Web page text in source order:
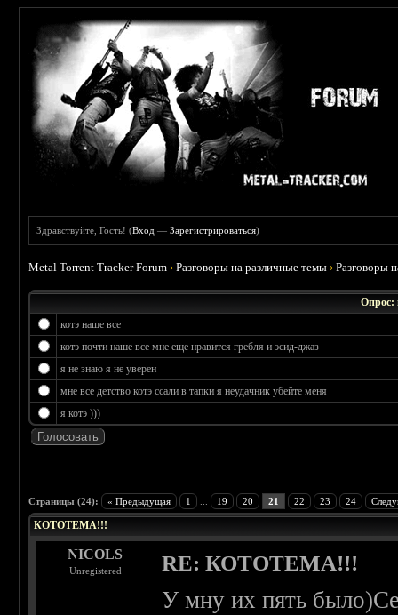
Здравствуйте, Гость! (Вход —Зарегистрироваться)
Metal Torrent Tracker Forum ›Разговоры на различные темы ›Разговоры
Опрос:
котэ наше все
котэ почти наше все мне еще нравится гребля и эсид-джаз
я не знаю я не уверен
мне все детство котэ ссали в тапки я неудачник убейте меня
я котэ )))
Страницы (24): « Предыдущая 1 19 20 21 22 23 24
КОТОТЕМА!!!
NICOLS
Unregistered RE: КОТОТЕМА!!!
У мну их пять